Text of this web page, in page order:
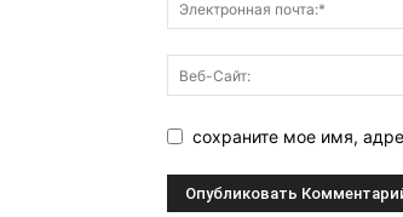
сохраните мое имя,